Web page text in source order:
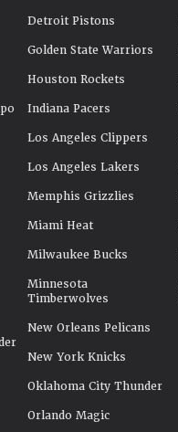
Detroit Pistons
Golden State Warriors
Houston Rockets
Indiana Pacers
Los Angeles Clippers
Los Angeles Lakers
Memphis Grizzlies
Miami Heat
Milwaukee Bucks
Minnesota
Timberwolves
New Orleans Pelicans
New York Knicks
Oklahoma City Thunder
Orlando Magic